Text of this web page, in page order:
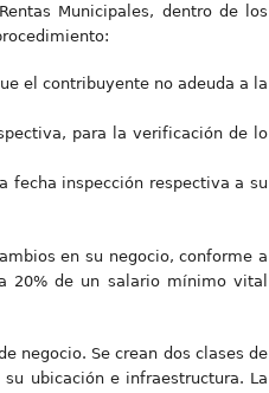
Municipales, dentro de los
el contribuyente no adeuda a la
para la verificación de lo
fecha inspección respectiva a su
en su negocio, conforme a
20% de un salario mínimo vital
negocio. Se crean dos clases de
ubicación e infraestructura. La